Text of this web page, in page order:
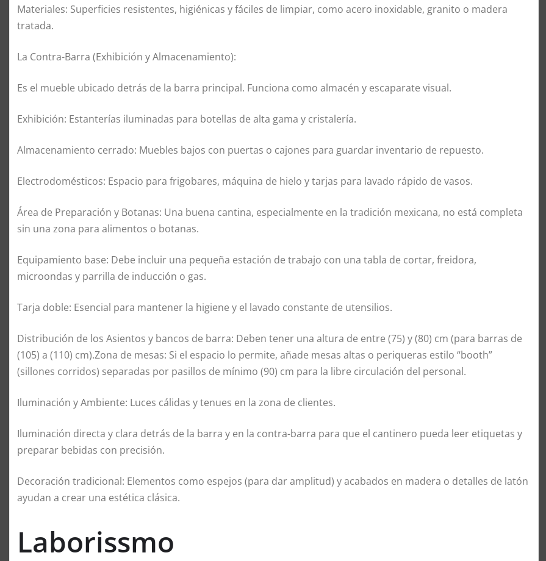
Materiales: Superficies resistentes, higiénicas y fáciles de limpiar, como acero inoxidable, granito o madera
tratada.
La Contra-Barra (Exhibición y Almacenamiento):
Es el mueble ubicado detrás de la barra principal. Funciona como almacén y escaparate visual.
Exhibición: Estanterías iluminadas para botellas de alta gama y cristalería.
Almacenamiento cerrado: Muebles bajos con puertas o cajones para guardar inventario de repuesto.
Electrodomésticos: Espacio para frigobares, máquina de hielo y tarjas para lavado rápido de vasos.
Área de Preparación y Botanas: Una buena cantina, especialmente en la tradición mexicana, no está completa
sin una zona para alimentos o botanas.
Equipamiento base: Debe incluir una pequeña estación de trabajo con una tabla de cortar, freidora,
microondas y parrilla de inducción o gas.
Tarja doble: Esencial para mantener la higiene y el lavado constante de utensilios.
Distribución de los Asientos y bancos de barra: Deben tener una altura de entre (75) y (80) cm (para barras de
(105) a (110) cm).Zona de mesas: Si el espacio lo permite, añade mesas altas o periqueras estilo “booth”
(sillones corridos) separadas por pasillos de mínimo (90) cm para la libre circulación del personal.
Iluminación y Ambiente: Luces cálidas y tenues en la zona de clientes.
Iluminación directa y clara detrás de la barra y en la contra-barra para que el cantinero pueda leer etiquetas y
preparar bebidas con precisión.
Decoración tradicional: Elementos como espejos (para dar amplitud) y acabados en madera o detalles de latón
ayudan a crear una estética clásica.
Laborissmo